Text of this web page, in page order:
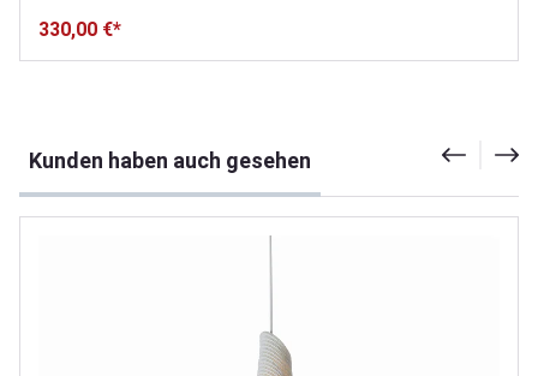
330,00 €*
Kunden haben auch gesehen